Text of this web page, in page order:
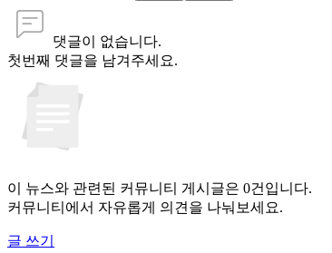
댓글이 없습니다.
첫번째 댓글을 남겨주세요.
이 뉴스와 관련된 커뮤니티 게시글은 0건입니다.
커뮤니티에서 자유롭게 의견을 나눠보세요.
글 쓰기